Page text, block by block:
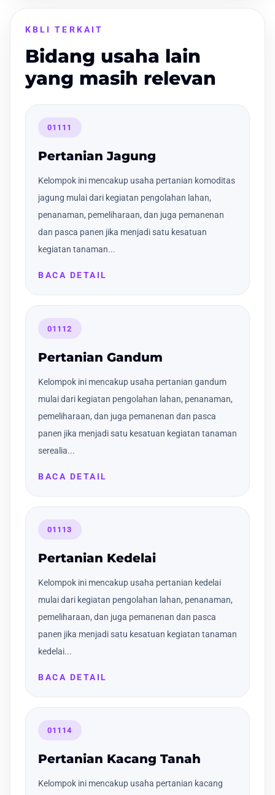
KBLI TERKAIT
Bidang usaha lain
yang masih relevan
01111
Pertanian Jagung
Kelompok ini mencakup usaha pertanian komoditas
jagung mulai dari kegiatan pengolahan lahan,
penanaman, pemeliharaan, dan juga pemanenan
dan pasca panen jika menjadi satu kesatuan
kegiatan tanaman...
BACA DETAIL
01112
Pertanian Gandum
Kelompok ini mencakup usaha pertanian gandum
mulai dari kegiatan pengolahan lahan, penanaman,
pemeliharaan, dan juga pemanenan dan pasca
panen jika menjadi satu kesatuan kegiatan tanaman
serealia...
BACA DETAIL
01113
Pertanian Kedelai
Kelompok ini mencakup usaha pertanian kedelai
mulai dari kegiatan pengolahan lahan, penanaman,
pemeliharaan, dan juga pemanenan dan pasca
panen jika menjadi satu kesatuan kegiatan tanaman
kedelai...
BACA DETAIL
01114
Pertanian Kacang Tanah
Kelompok ini mencakup usaha pertanian kacang